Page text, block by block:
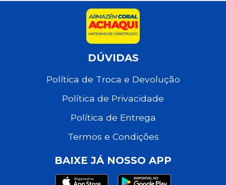
DÚVIDAS
Política de Troca e Devolução
Política de Privacidade
Política de Entrega
Termos e Condições
BAIXE JÁ NOSSO APP